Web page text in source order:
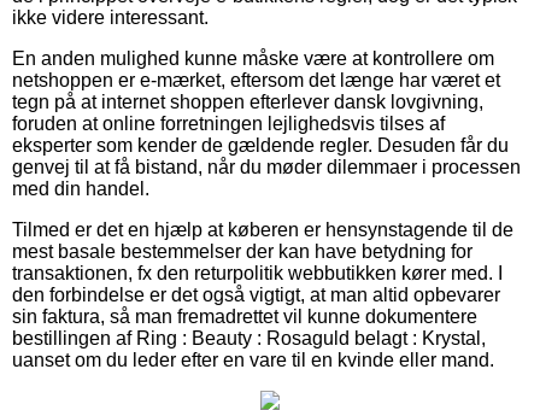
ikke videre interessant.
En anden mulighed kunne måske være at kontrollere om
netshoppen er e-mærket, eftersom det længe har været et
tegn på at internet shoppen efterlever dansk lovgivning,
foruden at online forretningen lejlighedsvis tilses af
eksperter som kender de gældende regler. Desuden får du
genvej til at få bistand, når du møder dilemmaer i processen
med din handel.
Tilmed er det en hjælp at køberen er hensynstagende til de
mest basale bestemmelser der kan have betydning for
transaktionen, fx den returpolitik webbutikken kører med. I
den forbindelse er det også vigtigt, at man altid opbevarer
sin faktura, så man fremadrettet vil kunne dokumentere
bestillingen af Ring : Beauty : Rosaguld belagt : Krystal,
uanset om du leder efter en vare til en kvinde eller mand.